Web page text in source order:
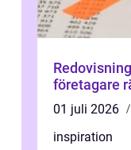
företagare
01 juli 2026
inspiration